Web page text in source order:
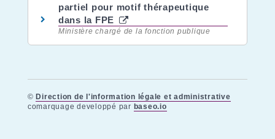
partiel pour motif thérapeutique
dans la FPE
Ministère chargé de la fonction publique
©Direction de l'information légale et administrative
comarquage developpé par baseo.io